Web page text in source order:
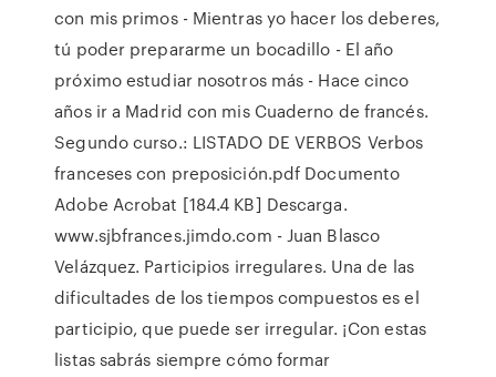
con mis primos - Mientras yo hacer los deberes,
tú poder prepararme un bocadillo - El año
próximo estudiar nosotros más - Hace cinco
años ir a Madrid con mis Cuaderno de francés.
Segundo curso.: LISTADO DE VERBOS Verbos
franceses con preposición.pdf Documento
Adobe Acrobat [184.4 KB] Descarga.
www.sjbfrances.jimdo.com - Juan Blasco
Velázquez. Participios irregulares. Una de las
dificultades de los tiempos compuestos es el
participio, que puede ser irregular. ¡Con estas
listas sabrás siempre cómo formar